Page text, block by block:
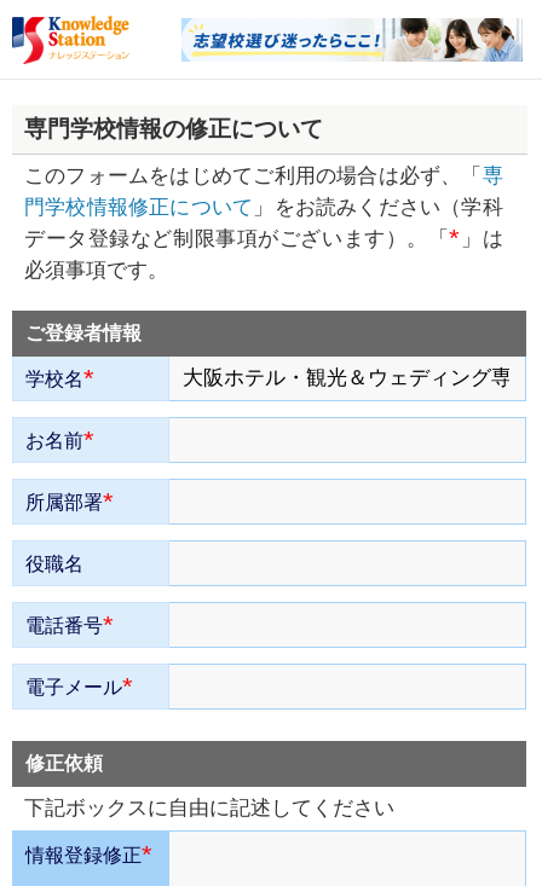
専門学校情報の修正について
このフォームをはじめてご利用の場合は必ず、「 専
門学校情報修正について 」をお読みください（学科
データ登録など制限事項がございます）。「* 」は
必須事項です。
ご登録者情報
学校名*
お名前*
所属部署*
役職名
電話番号*
電子メール*
修正依頼
下記ボックスに自由に記述してください
情報登録修正*